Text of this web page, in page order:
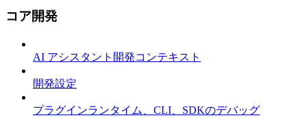
コア開発
AI アシスタント開発コンテキスト
開発設定
プラグインランタイム、CLI、SDKのデバッグ